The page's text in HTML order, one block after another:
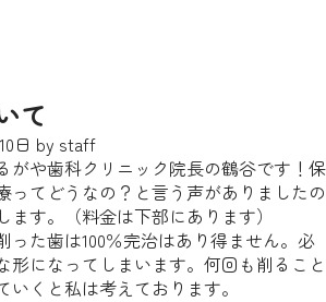
て
日 by staff
がや歯科クリニック院長の鶴谷です！保
ってどうなの？と言う声がありましたの
ます。（料金は下部にあります）
た歯は100％完治はあり得ません。必
形になってしまいます。何回も削ること
いくと私は考えております。